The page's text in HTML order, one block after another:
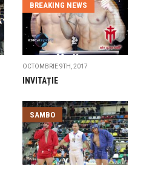
BREAKING NEWS
OCTOMBRIE 9TH, 2017
INVITAȚIE
SAMBO